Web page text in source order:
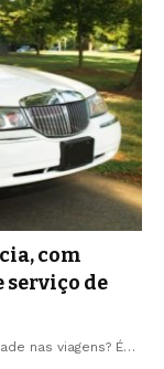
com
de
nas viagens? É…